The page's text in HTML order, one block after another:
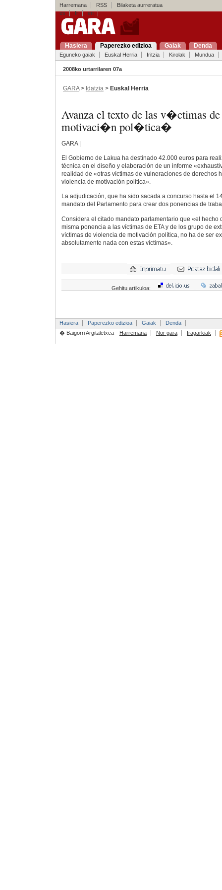
Harremana RSS
Bilaketa aurreratua
es
fr en
Hasiera Paperezko edizioa Gaiak Denda
Eguneko gaiak Euskal Herria Iritzia Kirolak Mundua
2008ko urtarrilaren 07a
GARA> Idatzia > Euskal Herria
Avanza el texto de las v�ctimas
motivaci�n pol�tica�
GARA |
El Gobierno de Lakua ha destinado 42.000 euros para
técnica en el diseño y elaboración de un informe
realidad de «otras víctimas de vulneraciones de derechos
violencia de motivación política».
La adjudicación, que ha sido sacada a concurso hasta el
mandato del Parlamento para crear dos ponencias de
Considera el citado mandato parlamentario que «el hecho
misma ponencia a las víctimas de ETA y de los grupo de
víctimas de violencia de motivación política, no ha de ser
absolutamente nada con estas víctimas».
Gehitu artikuloa:
Hasiera Paperezko edizioa Gaiak
Denda
� Baigorri Argitaletxea
Harremana Nor gara Iragarkiak